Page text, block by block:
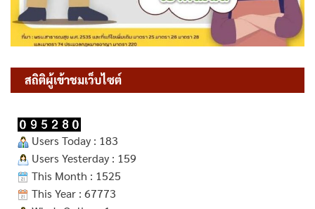
สถิติผู้เข้าชมเว็บไซต์
Users Today : 183
Users Yesterday : 159
This Month : 1525
This Year : 67773